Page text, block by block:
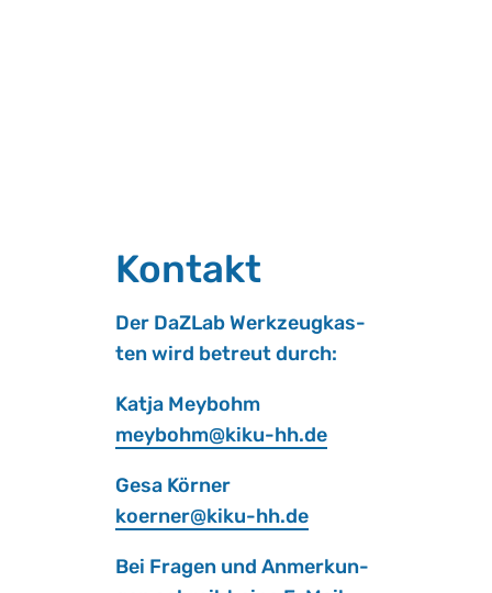
Kon­takt
Der DaZ­Lab Werk­zeug­kas­
ten wird be­treut durch:
Katja Mey­bohm
mey­bohm@​kiku-​hh.​de
Gesa Kör­ner
ko­er­ner@​kiku-​hh.​de
Bei Fra­gen und An­mer­kun­